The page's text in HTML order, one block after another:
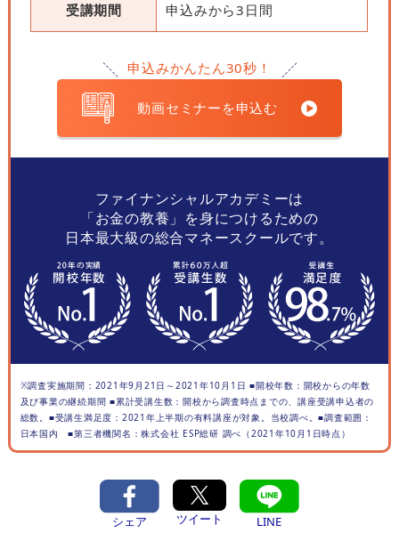
受講期間 申込みから3日間
申込みかんたん30秒！
動画セミナーを申込む
ファイナンシャルアカデミーは
「お金の教養」を身につけるための
日本最大級の総合マネースクールです。
※調査実施期間：2021年9月21日～2021年10月1日 ■開校年数：開校からの年数
及び事業の継続期間 ■累計受講生数：開校から調査時点までの、講座受講申込者の
総数。■受講生満足度：2021年上半期の有料講座が対象。当校調べ。■調査範囲：
日本国内 ■第三者機関名：株式会社 ESP総研 調べ（2021年10月1日時点）
シェア ツイート LINE